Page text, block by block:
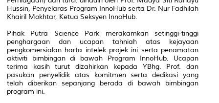
Hussin, Penyelaras Program InnoHub serta Dr. Nur Fadhilah
Khairil Mokhtar, Ketua Seksyen InnoHub.
Pihak Putra Science Park merakamkan setinggi-tinggi
penghargaan dan ucapan tahniah atas kejayaan
pengkomersialan harta intelek projek ini serta penamatan
aktiviti bimbingan di bawah Program InnoHub. Ucapan
terima kasih turut dizahirkan kepada YBhg. Prof. dan
pasukan penyelidik atas komitmen serta dedikasi yang
telah diberikan sepanjang berada di bawah bimbingan
program ini.